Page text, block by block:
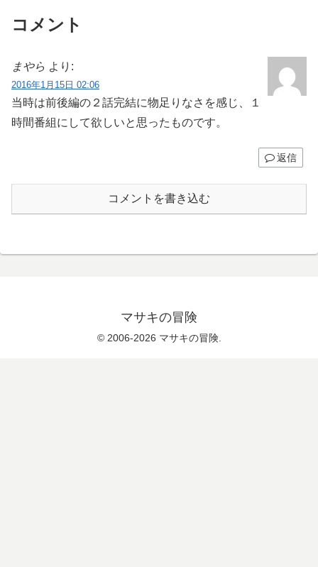
コメント
まやら より:
2016年1月15日 02:06
当時は前後編の２話完結に物足りなさを感じ、１
時間番組にして欲しいと思ったものです。
返信
コメントを書き込む
マサキの冒険
© 2006-2026 マサキの冒険.